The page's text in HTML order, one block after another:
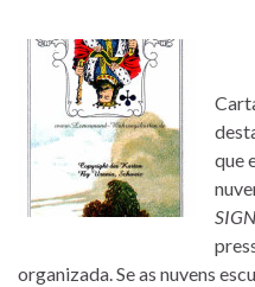
que
organizada. Se as nuvens